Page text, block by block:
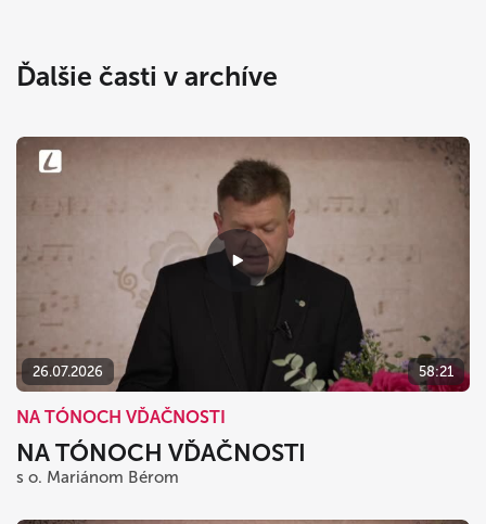
Ďalšie časti v archíve
26.07.2026 58:21
NA TÓNOCH VĎAČNOSTI
NA TÓNOCH VĎAČNOSTI
s o. Mariánom Bérom